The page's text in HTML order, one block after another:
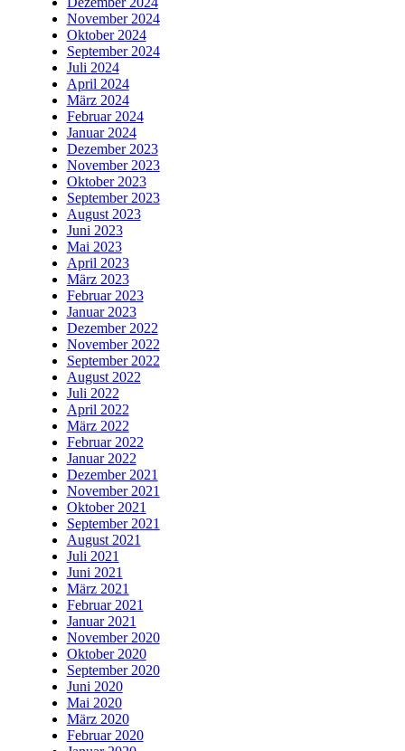
November 2024
Oktober 2024
September 2024
Juli 2024
April 2024
März 2024
Februar 2024
Januar 2024
Dezember 2023
November 2023
Oktober 2023
September 2023
August 2023
Juni 2023
Mai 2023
April 2023
März 2023
Februar 2023
Januar 2023
Dezember 2022
November 2022
September 2022
August 2022
Juli 2022
April 2022
März 2022
Februar 2022
Januar 2022
Dezember 2021
November 2021
Oktober 2021
September 2021
August 2021
Juli 2021
Juni 2021
März 2021
Februar 2021
Januar 2021
November 2020
Oktober 2020
September 2020
Juni 2020
Mai 2020
März 2020
Februar 2020